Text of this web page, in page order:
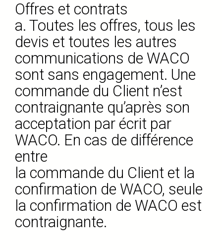
Offres et contrats
a. Toutes les offres, tous les
devis et toutes les autres
communications de WACO
sont sans engagement. Une
commande du Client n’est
contraignante qu’après son
acceptation par écrit par
WACO. En cas de différence
entre
la commande du Client et la
confirmation de WACO, seule
la confirmation de WACO est
contraignante.